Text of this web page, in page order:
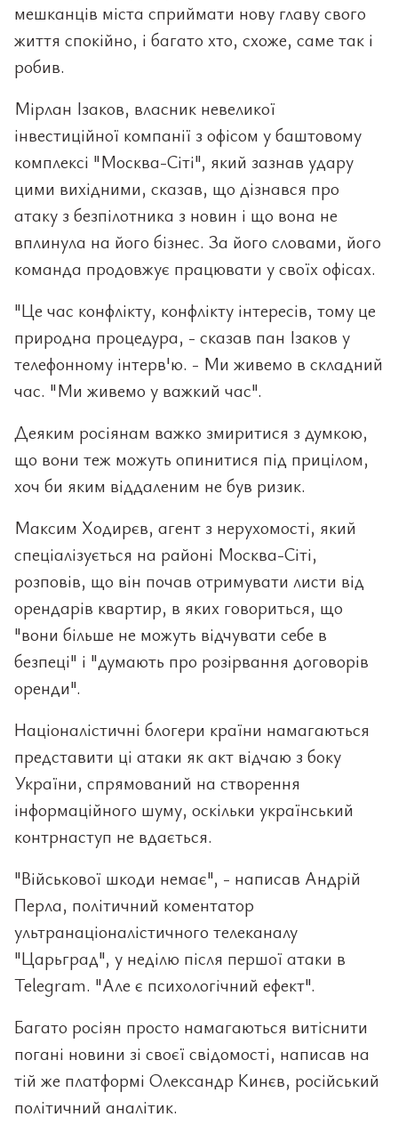
мешканців міста сприймати нову главу свого
життя спокійно, і багато хто, схоже, саме так і
робив.
Мірлан Ізаков, власник невеликої
інвестиційної компанії з офісом у баштовому
комплексі "Москва-Сіті", який зазнав удару
цими вихідними, сказав, що дізнався про
атаку з безпілотника з новин і що вона не
вплинула на його бізнес. За його словами, його
команда продовжує працювати у своїх офісах.
"Це час конфлікту, конфлікту інтересів, тому це
природна процедура, - сказав пан Ізаков у
телефонному інтерв'ю. - Ми живемо в складний
час. "Ми живемо у важкий час".
Деяким росіянам важко змиритися з думкою,
що вони теж можуть опинитися під прицілом,
хоч би яким віддаленим не був ризик.
Максим Ходирєв, агент з нерухомості, який
спеціалізується на районі Москва-Сіті,
розповів, що він почав отримувати листи від
орендарів квартир, в яких говориться, що
"вони більше не можуть відчувати себе в
безпеці" і "думають про розірвання договорів
оренди".
Націоналістичні блогери країни намагаються
представити ці атаки як акт відчаю з боку
України, спрямований на створення
інформаційного шуму, оскільки український
контрнаступ не вдається.
"Військової шкоди немає", - написав Андрій
Перла, політичний коментатор
ультранаціоналістичного телеканалу
"Царьград", у неділю після першої атаки в
Telegram. "Але є психологічний ефект".
Багато росіян просто намагаються витіснити
погані новини зі своєї свідомості, написав на
тій же платформі Олександр Кинєв, російський
політичний аналітик.